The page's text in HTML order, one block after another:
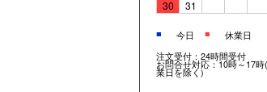
30
31
■ 今日 ■
休業日
注文受付：24時間受付
お問合せ対応：10時～17
業日を除く)